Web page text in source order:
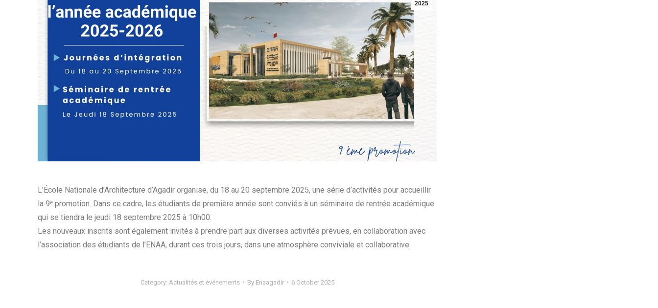
2025
L’École Nationale d’Architecture d’Agadir organise, du 18 au 20 septembre 2025, une série d’activités pour accueillir
la 9ᵉ promotion. Dans ce cadre, les étudiants de première année sont conviés à un séminaire de rentrée académique
qui se tiendra le jeudi 18 septembre 2025 à 10h00.
Les nouveaux inscrits sont également invités à prendre part aux diverses activités prévues, en collaboration avec
l’association des étudiants de l’ENAA, durant ces trois jours, dans une atmosphère conviviale et collaborative.
Category: Actualités et événements By Enaagadir 6 October 2025